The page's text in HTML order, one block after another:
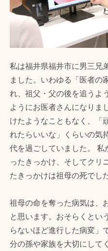
私は福井県福井市に男三兄
ました。いわゆる「医者の
れ、祖父・父の後を追うよ
ようにお医者さんになりま
けたようなこともなく、「
れたらいいな」くらいの気
代を過ごしていました。
ったきっかけ、そしてクリ
たきっかけは祖母の死でした
祖母の命を奪った病気は、
と思います。おそらくとい
らないほど進行した病変」
分の孫や家族を大切にして